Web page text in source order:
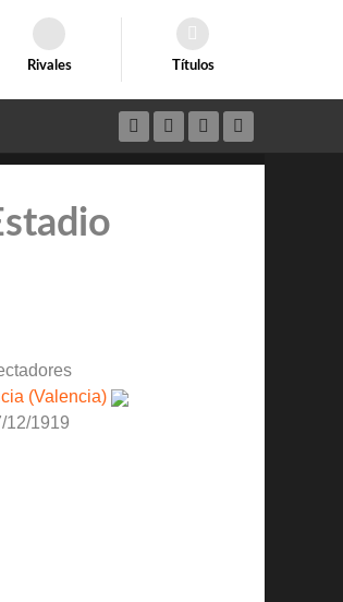
Rivales Títulos
(Valencia)
12/1919